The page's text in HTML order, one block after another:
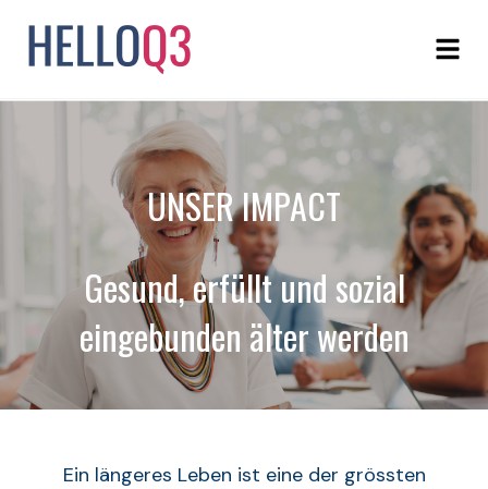
UNSER IMPACT
Gesund, erfüllt und sozial
eingebunden älter werden
Ein längeres Leben ist eine der grössten